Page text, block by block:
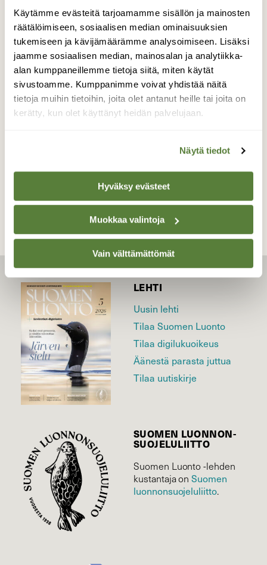
Käytämme evästeitä tarjoamamme sisällön ja mainosten
räätälöimiseen, sosiaalisen median ominaisuuksien
tukemiseen ja kävijämäärämme analysoimiseen. Lisäksi
jaamme sosiaalisen median, mainosalan ja analytiikka-
alan kumppaneillemme tietoja siitä, miten käytät
sivustoamme. Kumppanimme voivat yhdistää näitä
tietoja muihin tietoihin, joita olet antanut heille tai joita on
kerätty, kun olet käyttänyt heidän palvelujaan.
Näytä tiedot
Hyväksy evästeet
Muokkaa valintoja
Vain välttämättömät
Varpunen
Aamuauringossa ja vähemmässä hälyssä
työ sujuu mukavasti.
TAKAISIN LISTAAN
LEHTI
Uusin lehti
Tilaa Suomen Luonto
Tilaa digilukuoikeus
Äänestä parasta juttua
Tilaa uutiskirje
SUOMEN LUONNON­
SUOJELU­LIITTO
Suomen Luonto -lehden
kustantaja onSuomen
luonnonsuojelu­liitto.